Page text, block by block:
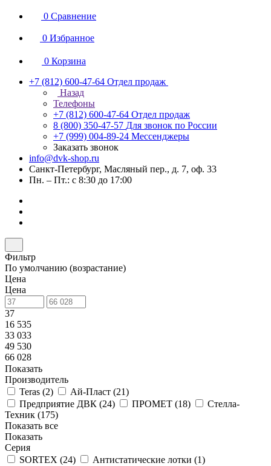
0 Сравнение
0 Избранное
0 Корзина
+7 (812) 600-47-64 Отдел продаж
Назад
Телефоны
+7 (812) 600-47-64 Отдел продаж
8 (800) 350-47-57 Для звонок по России
+7 (999) 004-89-24 Мессенджеры
Заказать звонок
info@dvk-shop.ru
Санкт-Петербург, Масляный пер., д. 7, оф. 33
Пн. – Пт.: с 8:30 до 17:00
Фильтр
По умолчанию (возрастание)
Цена
Цена
37
16 535
33 033
49 530
66 028
Показать
Производитель
Teras (2) Ай-Пласт (21)
Предприятие ДВК (24) ПРОМЕТ (18)
Стелла-
Техник (175)
Показать все
Показать
Серия
SORTEX (24) Антистатические лотки (1)